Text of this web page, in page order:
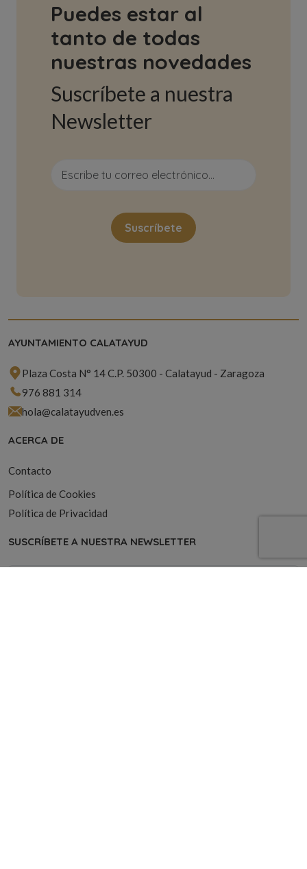
Puedes estar al
tanto de todas
nuestras novedades
Suscríbete a nuestra
Newsletter
AYUNTAMIENTO CALATAYUD
Plaza Costa N° 14 C.P. 50300 - Calatayud - Zaragoza
976 881 314
hola@calatayudven.es
ACERCA DE
Contacto
Política de Cookies
Política de Privacidad
SUSCRÍBETE A NUESTRA NEWSLETTER